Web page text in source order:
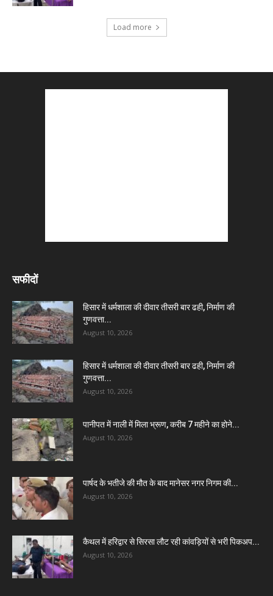
Load more
सफीदों
हिसार में धर्मशाला की दीवार तीसरी बार ढही, निर्माण की
गुणवत्ता...
August 10, 2026
हिसार में धर्मशाला की दीवार तीसरी बार ढही, निर्माण की
गुणवत्ता...
August 10, 2026
पानीपत में नाली में मिला भ्रूण, करीब 7 महीने का होने...
August 10, 2026
पार्षद के भतीजे की मौत के बाद मानेसर नगर निगम की...
August 10, 2026
कैथल में हरिद्वार से सिरसा लौट रही कांवड़ियों से भरी पिकअप...
August 10, 2026